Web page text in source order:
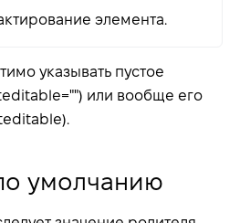
элемента.
указывать пустое
или вообще его
умолчанию